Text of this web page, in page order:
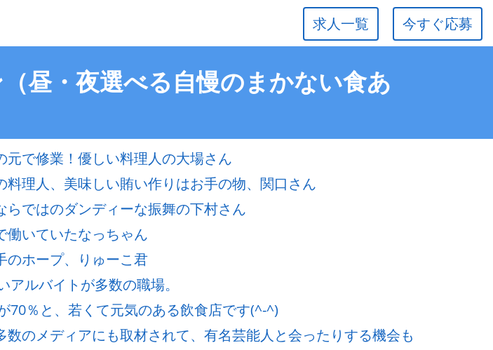
今すぐ応募
求人一覧
昼・夜選べる自慢のまかない食あ
元で修業！優しい料理人の大場さん
料理人、美味しい賄い作りはお手の物、関口さん
らではのダンディーな振舞の下村さん
働いていたなっちゃん
のホープ、りゅーこ君
アルバイトが多数の職場。
70％と、若くて元気のある飲食店です(^-^)
数のメディアにも取材されて、有名芸能人と会ったりする機会も